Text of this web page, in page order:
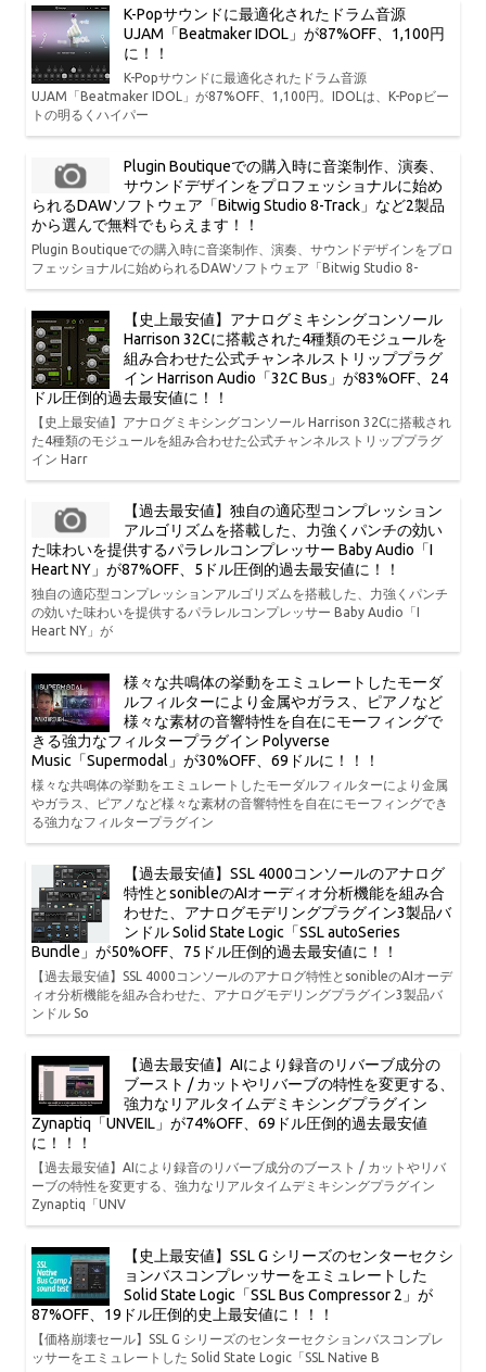
K-Popサウンドに最適化されたドラム音源
UJAM「Beatmaker IDOL」が87%OFF、1,100円
に！！
K-Popサウンドに最適化されたドラム音源
UJAM「Beatmaker IDOL」が87%OFF、1,100円。IDOLは、K-Popビー
トの明るくハイパー
Plugin Boutiqueでの購入時に音楽制作、演奏、
サウンドデザインをプロフェッショナルに始め
られるDAWソフトウェア「Bitwig Studio 8-Track」など2製品
から選んで無料でもらえます！！
Plugin Boutiqueでの購入時に音楽制作、演奏、サウンドデザインをプロ
フェッショナルに始められるDAWソフトウェア「Bitwig Studio 8-
【史上最安値】アナログミキシングコンソール
Harrison 32Cに搭載された4種類のモジュールを
組み合わせた公式チャンネルストリッププラグ
イン Harrison Audio「32C Bus」が83%OFF、24
ドル圧倒的過去最安値に！！
【史上最安値】アナログミキシングコンソール Harrison 32Cに搭載され
た4種類のモジュールを組み合わせた公式チャンネルストリッププラグ
イン Harr
【過去最安値】独自の適応型コンプレッション
アルゴリズムを搭載した、力強くパンチの効い
た味わいを提供するパラレルコンプレッサー Baby Audio「I
Heart NY」が87%OFF、5ドル圧倒的過去最安値に！！
独自の適応型コンプレッションアルゴリズムを搭載した、力強くパンチ
の効いた味わいを提供するパラレルコンプレッサー Baby Audio「I
Heart NY」が
様々な共鳴体の挙動をエミュレートしたモーダ
ルフィルターにより金属やガラス、ピアノなど
様々な素材の音響特性を自在にモーフィングで
きる強力なフィルタープラグイン Polyverse
Music「Supermodal」が30%OFF、69ドルに！！！
様々な共鳴体の挙動をエミュレートしたモーダルフィルターにより金属
やガラス、ピアノなど様々な素材の音響特性を自在にモーフィングでき
る強力なフィルタープラグイン
【過去最安値】SSL 4000コンソールのアナログ
特性とsonibleのAIオーディオ分析機能を組み合
わせた、アナログモデリングプラグイン3製品バ
ンドル Solid State Logic「SSL autoSeries
Bundle」が50%OFF、75ドル圧倒的過去最安値に！！
【過去最安値】SSL 4000コンソールのアナログ特性とsonibleのAIオーデ
ィオ分析機能を組み合わせた、アナログモデリングプラグイン3製品バ
ンドル So
【過去最安値】AIにより録音のリバーブ成分の
ブースト / カットやリバーブの特性を変更する、
強力なリアルタイムデミキシングプラグイン
Zynaptiq「UNVEIL」が74%OFF、69ドル圧倒的過去最安値
に！！！
【過去最安値】AIにより録音のリバーブ成分のブースト / カットやリバ
ーブの特性を変更する、強力なリアルタイムデミキシングプラグイン
Zynaptiq「UNV
【史上最安値】SSL G シリーズのセンターセクシ
ョンバスコンプレッサーをエミュレートした
Solid State Logic「SSL Bus Compressor 2」が
87%OFF、19ドル圧倒的史上最安値に！！！
【価格崩壊セール】SSL G シリーズのセンターセクションバスコンプレ
ッサーをエミュレートした Solid State Logic「SSL Native B